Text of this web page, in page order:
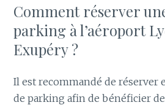
Comment réserver
parking à l’aéroport
Exupéry ?
Il est recommandé de réserver
de parking afin de bénéficier